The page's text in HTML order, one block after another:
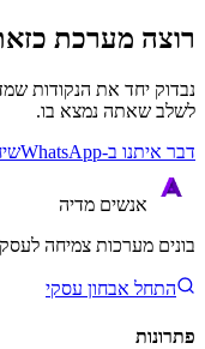
רוצה מערכת
נבדוק יחד את הנקודות
לשלב שאתה נמצא בו.
דבר איתנו ב-WhatsApp
אנשים מדיה
בונים מערכות צמיחה
התחל אבחון עסקי
פתרונות